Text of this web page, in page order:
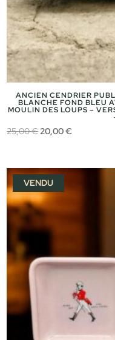
ANCIEN CENDRIER
BLANCHE FOND BLEU
MOULIN DES LOUPS –
25,00€ Le
était :
25,00 €.
20,00€Le
VENDU